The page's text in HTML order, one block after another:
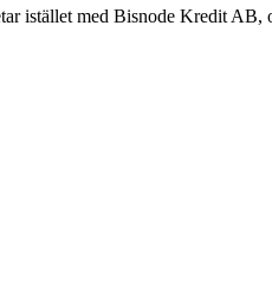
istället med Bisnode Kredit AB,